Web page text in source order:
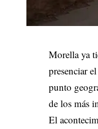
Morella ya
presenciar
punto
de los más
El